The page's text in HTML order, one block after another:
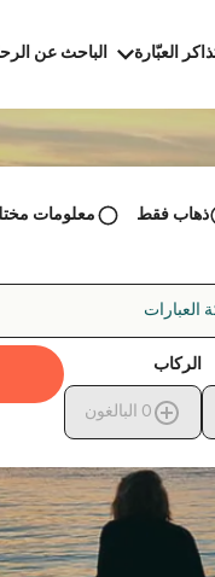
العبّارة الباحث عن
ذهاب فقط معلومات
العبارات
الركاب
0 البالغون